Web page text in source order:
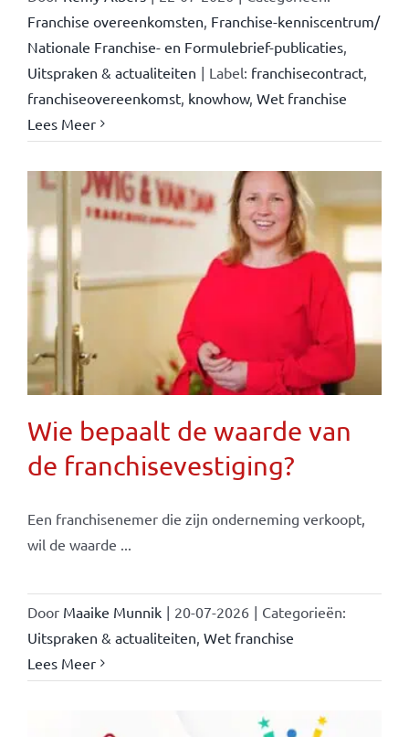
Franchise overeenkomsten Franchise-kenniscentrum/
Nationale Franchise- en Formulebrief-publicaties,
Uitspraken & actualiteiten | Label: franchisecontract,
franchiseovereenkomst, knowhow, Wet franchise
Lees Meer
Wie bepaalt de waarde van
de franchisevestiging?
Een franchisenemer die zijn onderneming verkoopt,
wil de waarde ...
Door Maaike Munnik | 20-07-2026 | Categorieën:
Uitspraken & actualiteiten Wet franchise
Lees Meer